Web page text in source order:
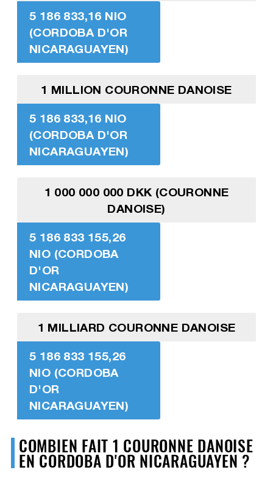
5 186 833,16 NIO
(CORDOBA D'OR
NICARAGUAYEN)
1 MILLION COURONNE DANOISE
5 186 833,16 NIO
(CORDOBA D'OR
NICARAGUAYEN)
1 000 000 000 DKK (COURONNE
DANOISE)
5 186 833 155,26
NIO (CORDOBA
D'OR
NICARAGUAYEN)
1 MILLIARD COURONNE DANOISE
5 186 833 155,26
NIO (CORDOBA
D'OR
NICARAGUAYEN)
COMBIEN FAIT 1 COURONNE DANOISE
EN CORDOBA D'OR NICARAGUAYEN ?